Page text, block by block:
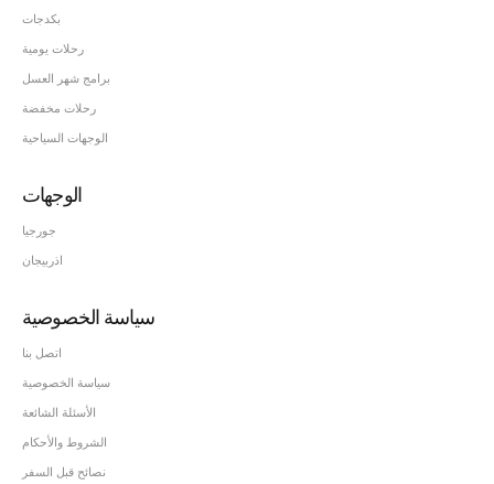
بكدجات
رحلات يومية
برامج شهر العسل
رحلات مخفضة
الوجهات السياحية
الوجهات
جورجيا
اذربيجان
سياسة الخصوصية
اتصل بنا
سياسة الخصوصية
الأسئلة الشائعة
الشروط والأحكام
نصائح قبل السفر